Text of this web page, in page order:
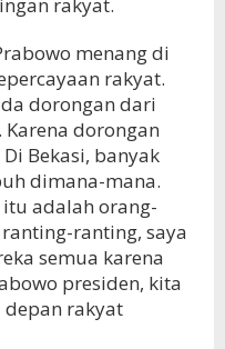
rakyat.
menang di
rakyat.
dorongan dari
dorongan
Bekasi, banyak
dimana-mana.
adalah orang-
ranting, saya
semua karena
presiden, kita
depan rakyat